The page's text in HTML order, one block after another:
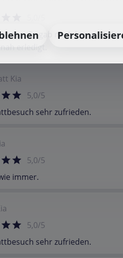
Es gab noch keinen
erledigt.
Kia
5,0/5
sehr zufrieden.
5,0/5
immer.
5,0/5
sehr zufrieden.